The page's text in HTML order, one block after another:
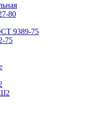
80
9389-75
75